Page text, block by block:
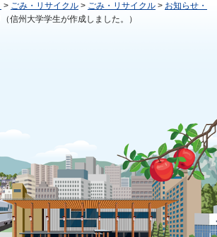
> ごみ・リサイクル > ごみ・リサイクル > お知らせ・
信州大学学生が作成しました。）